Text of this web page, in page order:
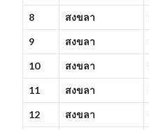
8 สงขลา
9 สงขลา
10 สงขลา
11 สงขลา
12 สงขลา